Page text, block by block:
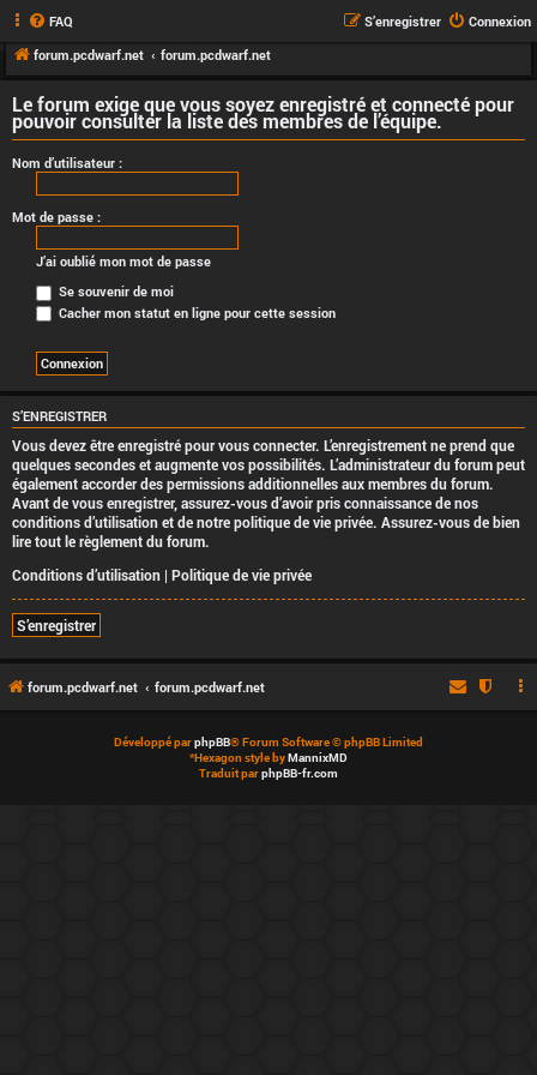
FAQ Connexion
S’enregistrer
forum.pcdwarf.net
forum.pcdwarf.net
Le forum exige que vous soyez enregistré et connecté pour
pouvoir consulter la liste des membres de l’équipe.
Nom d’utilisateur :
Mot de passe :
J’ai oublié mon mot de passe
Se souvenir de moi
Cacher mon statut en ligne pour cette session
S’ENREGISTRER
Vous devez être enregistré pour vous connecter. L’enregistrement ne prend que
quelques secondes et augmente vos possibilités. L’administrateur du forum peut
également accorder des permissions additionnelles aux membres du forum.
Avant de vous enregistrer, assurez-vous d’avoir pris connaissance de nos
conditions d’utilisation et de notre politique de vie privée. Assurez-vous de bien
lire tout le règlement du forum.
Conditions d’utilisation | Politique de vie privée
S’enregistrer
forum.pcdwarf.net forum.pcdwarf.net
Développé parphpBB® Forum Software © phpBB Limited
*Hexagon style byMannixMD
Traduit parphpBB-fr.com